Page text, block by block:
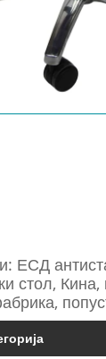
ЕСД
стол, Кина,